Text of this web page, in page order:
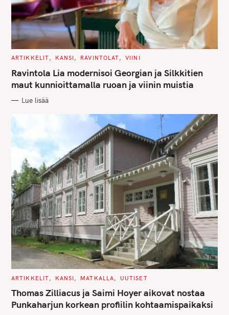
C
T
E
G
O
I
ARTIKKELIT KANSI RAVINTOLAT VIINI
Ravintola Lia modernisoi Georgian ja Silkkitien
maut kunnioittamalla ruoan ja viinin muistia
Lue lisää
C
T
E
G
O
ARTIKKELIT KANSI MATKALLA UUTISET
Thomas Zilliacus ja Saimi Hoyer aikovat nostaa
Punkaharjun korkean profiilin kohtaamispaikaksi
r
c
h
f
r
: